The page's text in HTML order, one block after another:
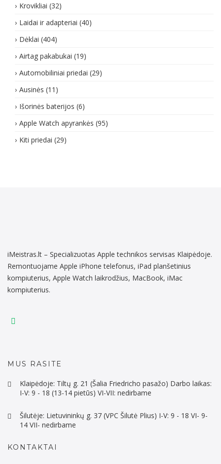
Krovikliai (32)
Laidai ir adapteriai (40)
Dėklai (404)
Airtag pakabukai (19)
Automobiliniai priedai (29)
Ausinės (11)
Išorinės baterijos (6)
Apple Watch apyrankės (95)
Kiti priedai (29)
iMeistras.lt – Specializuotas Apple technikos servisas Klaipėdoje.
Remontuojame Apple iPhone telefonus, iPad planšetinius
kompiuterius, Apple Watch laikrodžius, MacBook, iMac
kompiuterius.
MUS RASITE
Klaipėdoje: Tiltų g. 21 (Šalia Friedricho pasažo) Darbo laikas:
I-V: 9 - 18 (13-14 pietūs) VI-VII: nedirbame
Šilutėje: Lietuvininkų g. 37 (VPC Šilutė Plius) I-V: 9 - 18 VI- 9-
14 VII- nedirbame
KONTAKTAI